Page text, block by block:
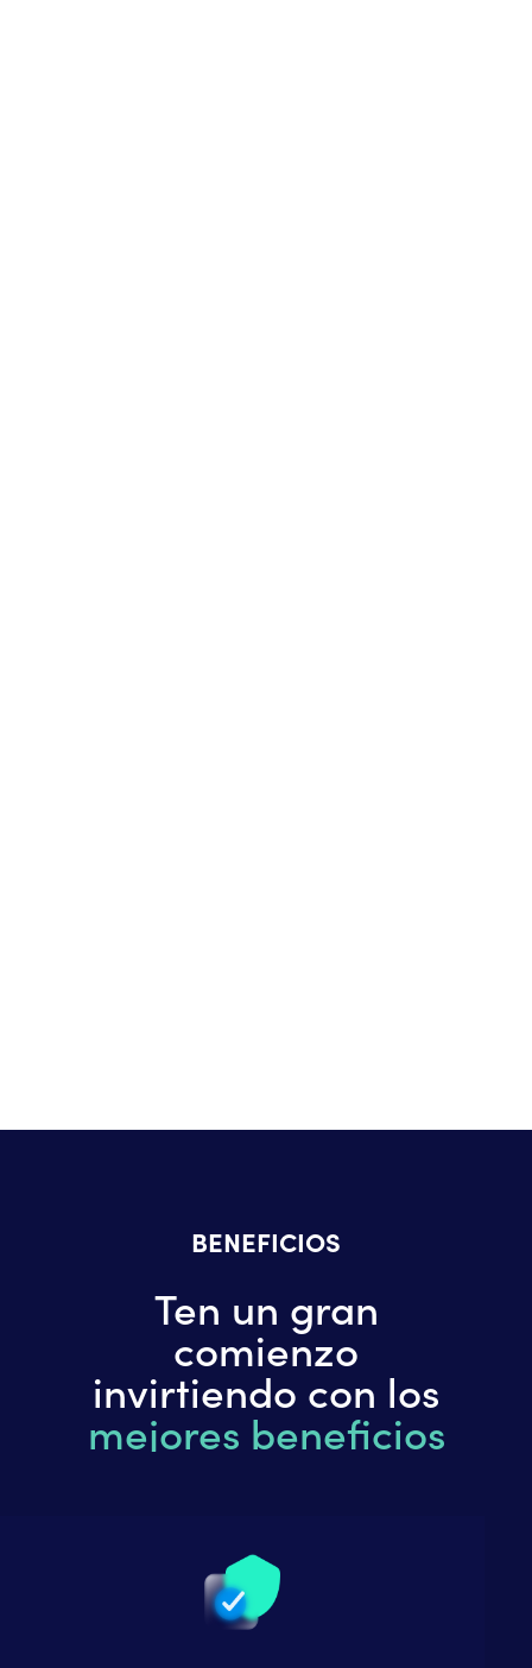
BENEFICIOS
Ten un gran
comienzo
invirtiendo con los
mejores beneficios